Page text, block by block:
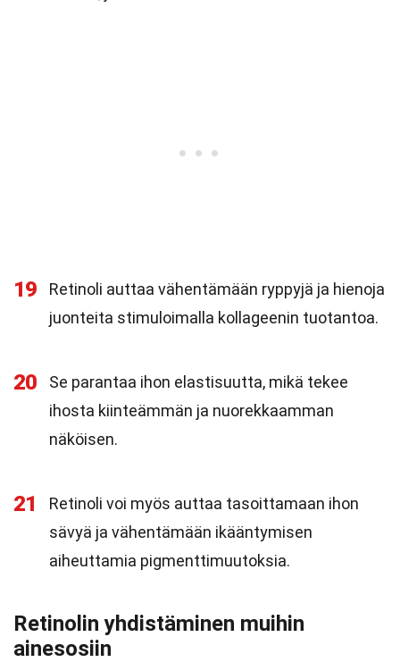
19
Retinoli auttaa vähentämään ryppyjä ja hienoja
juonteita stimuloimalla kollageenin tuotantoa.
20
Se parantaa ihon elastisuutta, mikä tekee
ihosta kiinteämmän ja nuorekkaamman
näköisen.
21
Retinoli voi myös auttaa tasoittamaan ihon
sävyä ja vähentämään ikääntymisen
aiheuttamia pigmenttimuutoksia.
Retinolin yhdistäminen muihin
ainesosiin